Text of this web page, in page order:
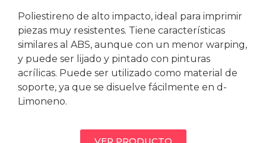
Poliestireno de alto impacto, ideal para imprimir
piezas muy resistentes. Tiene características
similares al ABS, aunque con un menor warping,
y puede ser lijado y pintado con pinturas
acrílicas. Puede ser utilizado como material de
soporte, ya que se disuelve fácilmente en d-
Limoneno.